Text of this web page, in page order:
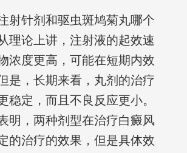
射针剂和驱虫斑鸠菊丸哪个
理论上讲，注射液的起效速
浓度更高，可能在短期内效
是，长期来看，丸剂的治疗
稳定，而且不良反应更小。
明，两种剂型在治疗白癜风
的治疗的效果，但是具体效